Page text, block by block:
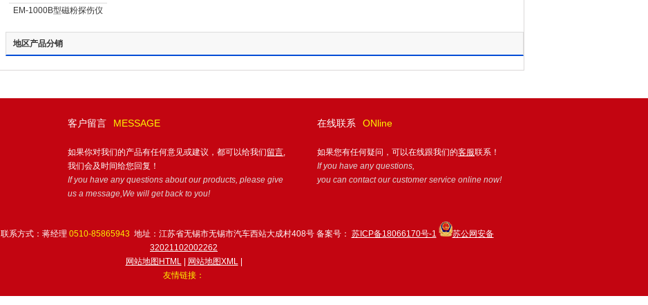
EM-1000B型磁粉探伤仪
地区产品分销
客户留言 MESSAGE
如果你对我们的产品有任何意见或建议，都可以给我们留言,
我们会及时间给您回复！
If you have any questions about our products, please give
us a message,We will get back to you!
在线联系 ONline
如果您有任何疑问，可以在线跟我们的客服联系！
If you have any questions,
you can contact our customer service online now!
联系方式：蒋经理 0510-85865943 地址：江苏省无锡市无锡市汽车西站大成村408号 备案号： 苏ICP备18066170号-1
苏公网安备
32021102002262
网站地图HTML| 网站地图XML|
友情链接：